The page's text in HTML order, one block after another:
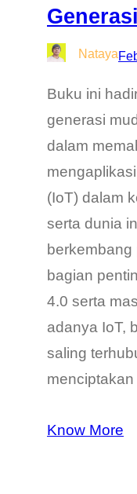
Nataya
Buku ini
generasi
dalam
(IoT) dalam
serta dunia
bagian
4.0 serta
adanya IoT,
saling
Know More